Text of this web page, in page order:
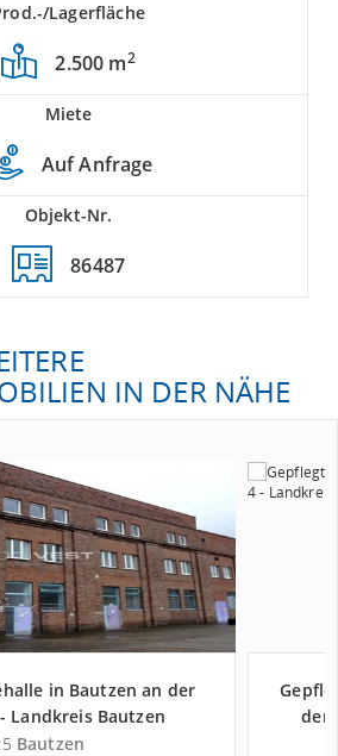
Lagerfläche
2.500 m2
Miete
Auf Anfrage
Objekt-Nr.
86487
IN DER NÄHE
in Bautzen an der
Landkreis Bautzen
Bautzen
der